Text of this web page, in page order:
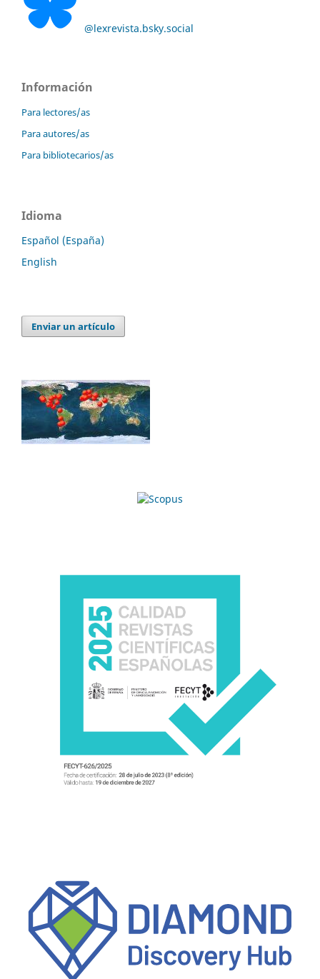
@lexrevista.bsky.social
Información
Para lectores/as
Para autores/as
Para bibliotecarios/as
Idioma
Español (España)
English
Enviar un artículo